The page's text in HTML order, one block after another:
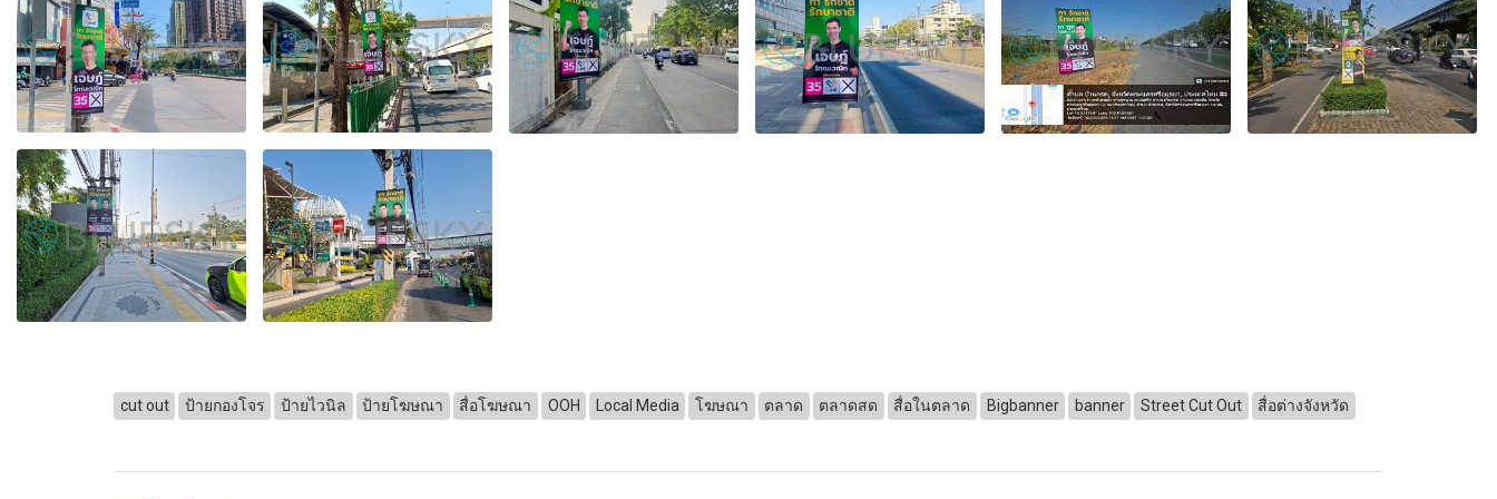
cut out ป้ายกองโจร ป้ายไวนิล ป้ายโฆษณา สื่อโฆษณา OOH Local Media โฆษณา ตลาด ตลาดสด สื่อในตลาด Bigbanner banner Street Cut Out สื่อต่างจังหวัด